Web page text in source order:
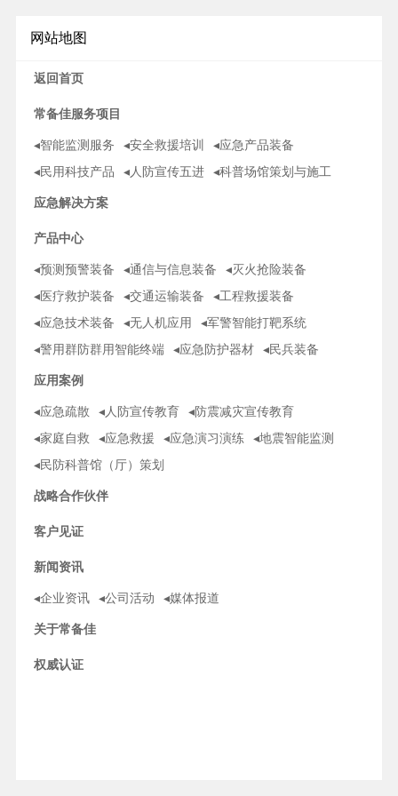
网站地图
返回首页
常备佳服务项目
◂智能监测服务 ◂安全救援培训
◂应急产品装备
◂民用科技产品
◂人防宣传五进 ◂科普场馆策划与施工
应急解决方案
产品中心
◂预测预警装备 ◂通信与信息装备
◂灭火抢险装备
◂医疗救护装备
◂交通运输装备
◂工程救援装备
◂应急技术装备
◂无人机应用
◂军警智能打靶系统
◂警用群防群用智能终端
◂应急防护器材 ◂民兵装备
应用案例
◂应急疏散 ◂人防宣传教育
◂防震减灾宣传教育
◂家庭自救
◂应急救援 ◂应急演习演练
◂地震智能监测
◂民防科普馆（厅）策划
战略合作伙伴
客户见证
新闻资讯
◂企业资讯 ◂公司活动 ◂媒体报道
关于常备佳
权威认证